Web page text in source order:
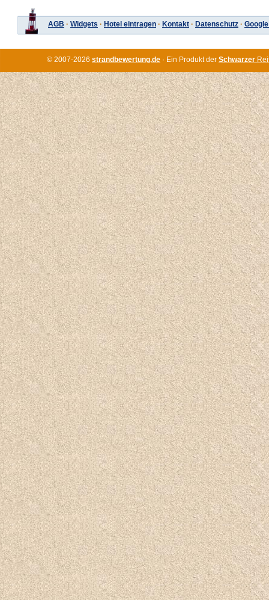
AGB · Widgets · Hotel eintragen · Kontakt · Datenschutz ·
© 2007-2026 strandbewertung.de · Ein Produkt der Schwarzer